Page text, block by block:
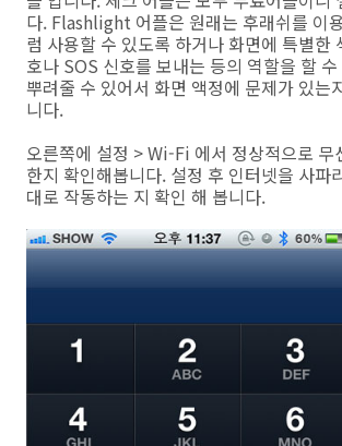
다. Flashlight 어플은 원래는 후래쉬를 이
럼 사용할 수 있도록 하거나 화면에 특별한
호나 SOS 신호를 보내는 등의 역할을 할
뿌려줄 수 있어서 화면 액정에 문제가 있는
니다.
오른쪽에 설정 > Wi-Fi 에서 정상적으로 무
한지 확인해봅니다. 설정 후 인터넷을 사파
대로 작동하는 지 확인 해 봅니다.